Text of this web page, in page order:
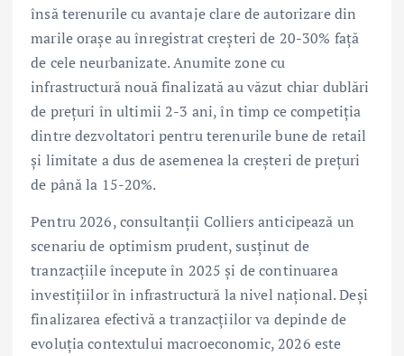
însă terenurile cu avantaje clare de autorizare din
marile orașe au înregistrat creșteri de 20-30% față
de cele neurbanizate. Anumite zone cu
infrastructură nouă finalizată au văzut chiar dublări
de prețuri în ultimii 2-3 ani, în timp ce competiția
dintre dezvoltatori pentru terenurile bune de retail
și limitate a dus de asemenea la creșteri de prețuri
de până la 15-20%.
Pentru 2026, consultanții Colliers anticipează un
scenariu de optimism prudent, susținut de
tranzacțiile începute în 2025 și de continuarea
investițiilor în infrastructură la nivel național. Deși
finalizarea efectivă a tranzacțiilor va depinde de
evoluția contextului macroeconomic, 2026 este